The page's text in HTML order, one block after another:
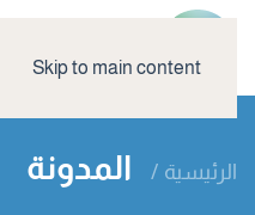
Skip to main content
الرئيسية المدونة